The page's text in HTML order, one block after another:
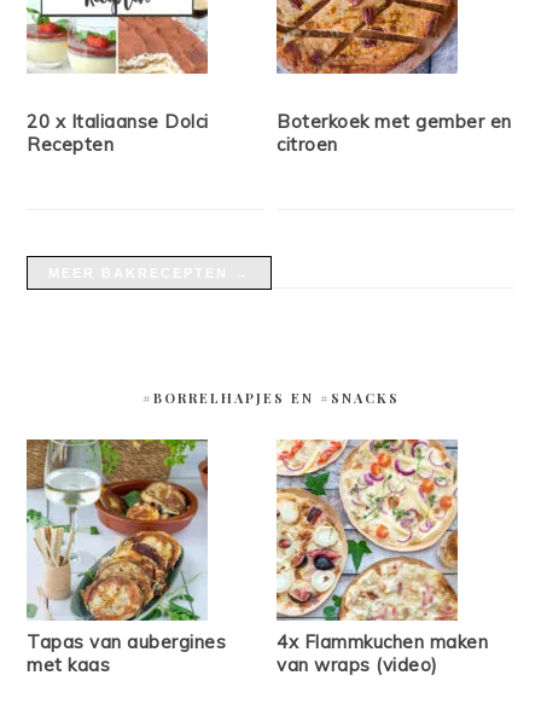
20 x Italiaanse Dolci
Recepten
Boterkoek met gember en
citroen
#BORRELHAPJES EN #SNACKS
Tapas van aubergines
met kaas
4x Flammkuchen maken
van wraps (video)